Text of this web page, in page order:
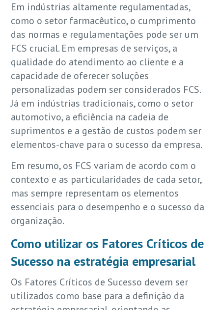
Em indústrias altamente regulamentadas,
como o setor farmacêutico, o cumprimento
das normas e regulamentações pode ser um
FCS crucial. Em empresas de serviços, a
qualidade do atendimento ao cliente e a
capacidade de oferecer soluções
personalizadas podem ser considerados FCS.
Já em indústrias tradicionais, como o setor
automotivo, a eficiência na cadeia de
suprimentos e a gestão de custos podem ser
elementos-chave para o sucesso da empresa.
Em resumo, os FCS variam de acordo com o
contexto e as particularidades de cada setor,
mas sempre representam os elementos
essenciais para o desempenho e o sucesso da
organização.
Como utilizar os Fatores Críticos de
Sucesso na estratégia empresarial
Os Fatores Críticos de Sucesso devem ser
utilizados como base para a definição da